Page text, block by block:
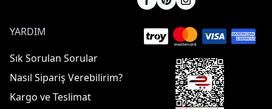
YARDIM
Sık Sorulan Sorular
Nasıl Sipariş Verebilirim?
Kargo ve Teslimat